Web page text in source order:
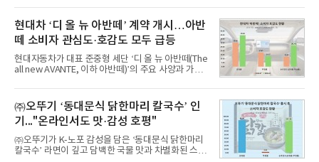
디교육, 대교, 디지
이 순으로 뒤를 이었다.7일 한국기업평판연구소(소장
구창환)는 산업통상자원부 공공기관 41개 브랜드를
대상으로 지난 7월 7일부터 8월 7일까지 수집된 소비
자 빅데이터 91,102,549건을 분석한 결과, 한국전력
공사가 브랜드평판지수 10,670,633을 기록하며 8월
1위에 올랐다고 밝혔다. 분석에 활용된 빅데이터는 지
난 7월(88,893,823건) 대비 2.48% 증가한 수치다.연
수력원자력, 한국석
현대차 ‘디 올 뉴 아반떼’ 계약 개시…아반
떼 소비자 관심도·호감도 모두 급등
현대자동차가 대표 준중형 세단 ‘디 올 뉴 아반떼(The
all new AVANTE, 이하 아반떼)’의 주요 사양과 가격
떼는 6년 만에 선보이는 8세대 완전변경 모델로, ▲정
교한 선과 면을 중심으로 완성한 파격적인 디자인 ▲
과거 중형 세단 수준으로 확대된 차체 제원 ▲글로벌
최고 수준의 안전성 ▲성능과 효율을 동시에 높인 주
행 완성도 ▲첨단 편의 및 디지털 사양 적용 등을 통해
글로벌 준중형 세단의 새로운 기준을 세웠다.아반떼
는 가솔린 2.0과 1.6 하이브리드 두 가지 파워트레인
㈜오뚜기 ‘동대문식 닭한마리 칼국수’ 인
기..."온라인서도 맛·감성 호평"
㈜오뚜기가 K-노포 감성을 담은 ‘동대문식 닭한마리
칼국수’ 라면이 깊고 담백한 국물 맛과 차별화된 스토